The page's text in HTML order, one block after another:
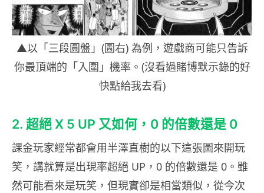
▲以「三段圓盤」(圖右) 為例，遊戲商可能只告訴
你最頂端的「入圍」機率。(沒看過賭博默示錄的好
快點給我去看)
2. 超絕 X 5 UP 又如何，0 的倍數還是 0
課金玩家經常都會用半澤直樹的以下這張圖來開玩
笑，講就算是出現率超絕 UP，0 的倍數還是 0。雖
然可能看來是玩笑，但現實卻是相當類似，從今次